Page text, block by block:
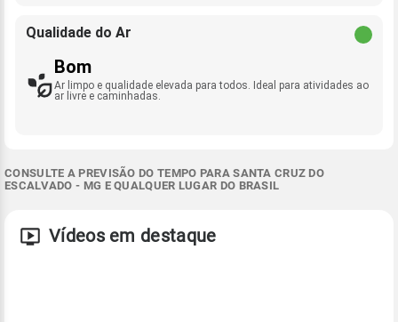
Qualidade do Ar
Bom
Ar limpo e qualidade elevada para todos. Ideal para atividades ao
ar livre e caminhadas.
CONSULTE A PREVISÃO DO TEMPO PARA SANTA CRUZ DO
ESCALVADO - MG E QUALQUER LUGAR DO BRASIL
Vídeos em destaque